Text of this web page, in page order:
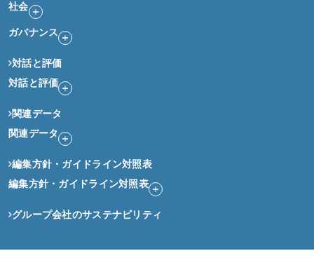
社会
ガバナンス
対話と評価
対話と評価
関連データ
関連データ
編集方針・ガイドライン対照表
編集方針・ガイドライン対照表
グループ会社のサステナビリティ